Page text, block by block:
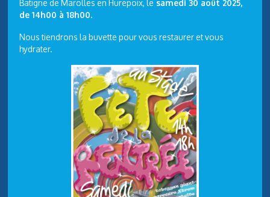
Batigne de Marolles en Hurepoix, le samedi 30 août 2025,
de 14h00 à 18h00.
Nous tiendrons la buvette pour vous restaurer et vous
hydrater.